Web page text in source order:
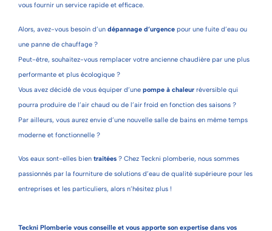
vous fournir un service rapide et efficace.
Alors, avez-vous besoin d’un dépannage d’urgence pour une fuite d’eau ou
une panne de chauffage ?
Peut-être, souhaitez-vous remplacer votre ancienne chaudière par une plus
performante et plus écologique ?
Vous avez décidé de vous équiper d’une pompe à chaleur réversible qui
pourra produire de l’air chaud ou de l’air froid en fonction des saisons ?
Par ailleurs, vous aurez envie d’une nouvelle salle de bains en même temps
moderne et fonctionnelle ?
Vos eaux sont-elles bien traitées ? Chez Teckni plomberie, nous sommes
passionnés par la fourniture de solutions d’eau de qualité supérieure pour les
entreprises et les particuliers, alors n’hésitez plus !
Teckni Plomberie vous conseille et vous apporte son expertise dans vos